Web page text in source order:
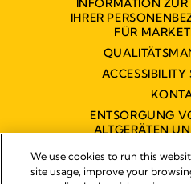
INFORMATION
IHRER
FÜR
ACCESSIBILITY
ENTSORGUNG
ALTGERÄTEN
We use cookies to run this
site usage, improve your